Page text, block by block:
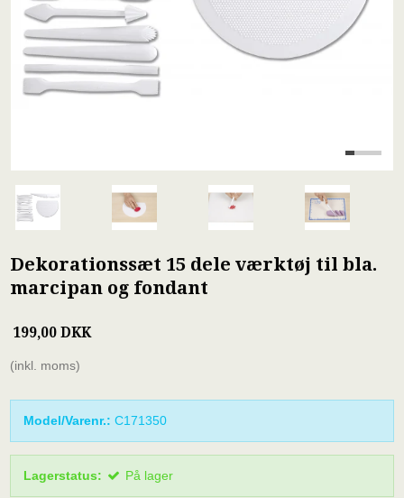
Dekorationssæt 15 dele værktøj til bla.
marcipan og fondant
199,00 DKK
(inkl. moms)
Model/Varenr.: C171350
Lagerstatus: På lager